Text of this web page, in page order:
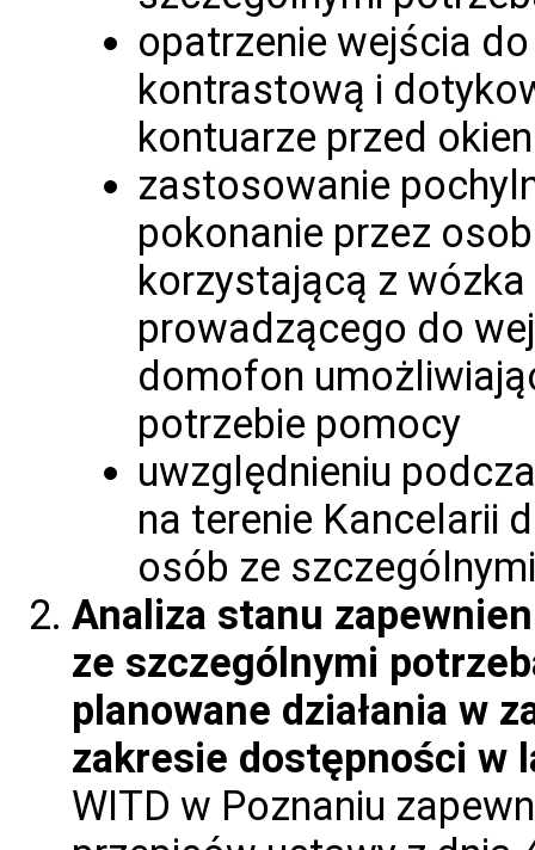
opatrzenie wejścia
kontrastową i
kontuarze przed
zastosowanie
pokonanie przez
korzystającą z
prowadzącego do
domofon
potrzebie pomocy
uwzględnieniu
na terenie Kancelarii
osób ze
Analiza stanu
ze szczególnymi
planowane działania w
zakresie dostępności w
WITD w Poznaniu